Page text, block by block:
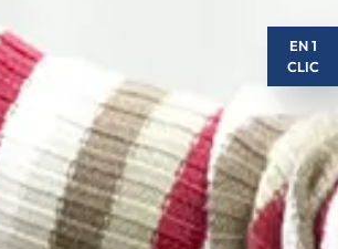
EN 1
CLIC